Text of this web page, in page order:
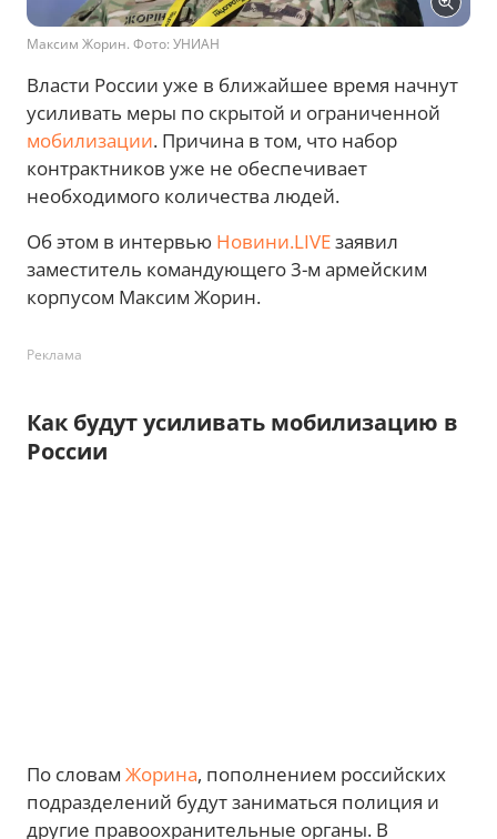
Максим Жорин. Фото: УНИАН
Власти России уже в ближайшее время начнут
усиливать меры по скрытой и ограниченной
мобилизации. Причина в том, что набор
контрактников уже не обеспечивает
необходимого количества людей.
Об этом в интервью Новини.LIVEзаявил
заместитель командующего 3-м армейским
корпусом Максим Жорин.
Реклама
Как будут усиливать мобилизацию в
России
По словам Жорина, пополнением российских
подразделений будут заниматься полиция и
другие правоохранительные органы. В